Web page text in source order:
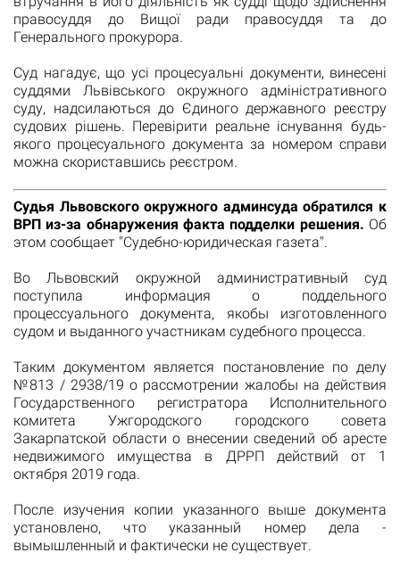
правосуддя до Вищої ради правосуддя та до
Генерального прокурора.
Суд нагадує, що усі процесуальні документи, винесені
суддями Львівського окружного адміністративного
суду, надсилаються до Єдиного державного реєстру
судових рішень. Перевірити реальне існування будь-
якого процесуального документа за номером справи
можна скориставшись реєстром.
Судья Львовского окружного админсуда обратился к
ВРП из-за обнаружения факта подделки решения. Об
этом сообщает "Судебно-юридическая газета".
Во Львовский окружной административный суд
поступила информация о поддельного
процессуального документа, якобы изготовленного
судом и выданного участникам судебного процесса.
Таким документом является постановление по делу
№813 / 2938/19 о рассмотрении жалобы на действия
Государственного регистратора Исполнительного
комитета Ужгородского городского совета
Закарпатской области о внесении сведений об аресте
недвижимого имущества в ДРРП действий от 1
октября 2019 года.
После изучения копии указанного выше документа
установлено, что указанный номер дела -
вымышленный и фактически не существует.